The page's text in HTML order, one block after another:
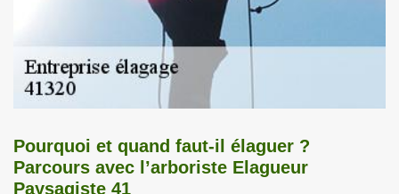
Pourquoi et quand faut-il élaguer ?
Parcours avec l’arboriste Elagueur
Paysagiste 41